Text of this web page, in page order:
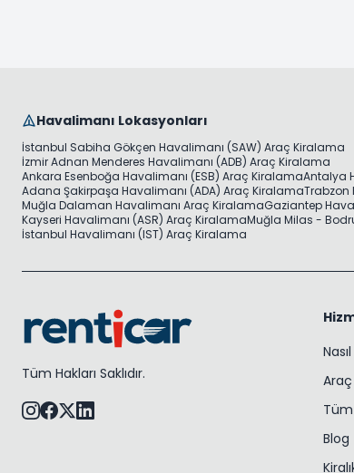
Havalimanı Lokasyonları
İstanbul Sabiha Gökçen Havalimanı (SAW) Araç Kiralama
İzmir Adnan Menderes Havalimanı (ADB) Araç Kiralama
Ankara Esenboğa Havalimanı (ESB) Araç KiralamaAntalya
Adana Şakirpaşa Havalimanı (ADA) Araç KiralamaTrabzon
Muğla Dalaman Havalimanı Araç KiralamaGaziantep
Kayseri Havalimanı (ASR) Araç KiralamaMuğla Milas -
İstanbul Havalimanı (IST) Araç Kiralama
Tüm Hakları Saklıdır.
Blog